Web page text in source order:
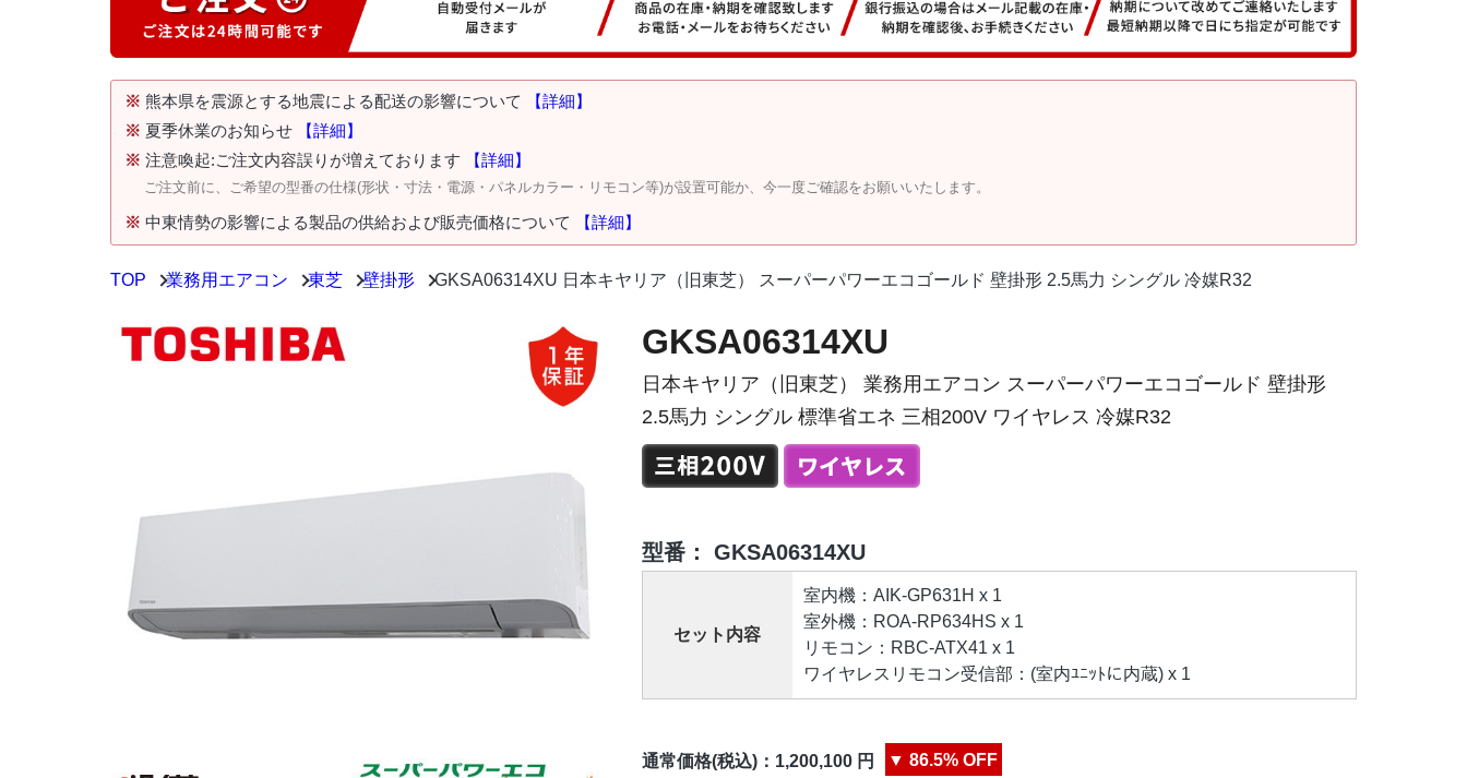
※ 熊本県を震源とする地震による配送の影響について
【詳細】
※ 夏季休業のお知らせ
【詳細】
※ 注意喚起:ご注文内容誤りが増えております 【詳細】
ご注文前に、ご希望の型番の仕様(形状・寸法・電源・パネルカラー・リモコン等)が設置可能か、今一度ご確認をお願いいたします。
※ 中東情勢の影響による製品の供給および販売価格について 【詳細】
TOP 業務用エアコン 東芝 壁掛形 GKSA06314XU 日本キヤリア（旧東芝） スーパーパワーエコゴールド 壁掛形 2.5馬力 シングル 冷媒R32
GKSA06314XU
日本キヤリア（旧東芝） 業務用エアコン スーパーパワーエコゴールド 壁掛形
2.5馬力 シングル 標準省エネ 三相200V ワイヤレス 冷媒R32
型番： GKSA06314XU
セット内容
室内機：AIK-GP631H x 1
室外機：ROA-RP634HS x 1
リモコン：RBC-ATX41 x 1
ワイヤレスリモコン受信部：(室内ﾕﾆｯﾄに内蔵) x 1
通常価格(税込)： 1,200,100円 ▼ 86.5% OFF